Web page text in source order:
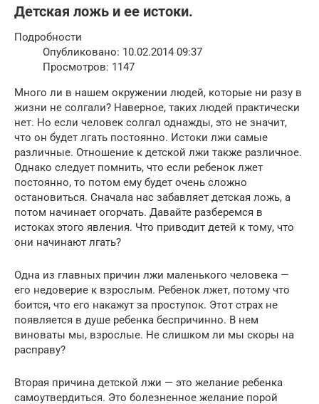
Детская ложь и ее истоки.
Подробности
Опубликовано: 10.02.2014 09:37
Просмотров: 1147
Много ли в нашем окружении людей, которые ни разу в
жизни не солгали? Наверное, таких людей практически
нет. Но если человек солгал однажды, это не значит,
что он будет лгать постоянно. Истоки лжи самые
различные. Отношение к детской лжи также различное.
Однако следует помнить, что если ребенок лжет
постоянно, то потом ему будет очень сложно
остановиться. Сначала нас забавляет детская ложь, а
потом начинает огорчать. Давайте разберемся в
истоках этого явления. Что приводит детей к тому, что
они начинают лгать?
Одна из главных причин лжи маленького человека —
его недоверие к взрослым. Ребенок лжет, потому что
боится, что его накажут за проступок. Этот страх не
появляется в душе ребенка беспричинно. В нем
виноваты мы, взрослые. Не слишком ли мы скоры на
расправу?
Вторая причина детской лжи — это желание ребенка
самоутвердиться. Это болезненное желание порой